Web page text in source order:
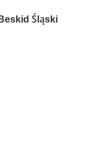
Śląski